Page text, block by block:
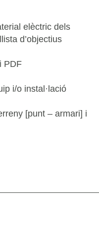
elèctric dels
d’objectius
PDF
i/o instal·lació
[punt – armari] i